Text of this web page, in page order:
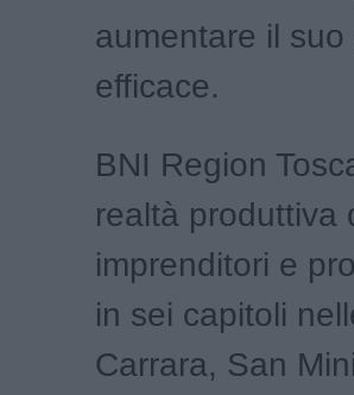
aumentare il suo
efficace.
BNI Region
realtà produttiva
imprenditori e
in sei capitoli
Carrara, San